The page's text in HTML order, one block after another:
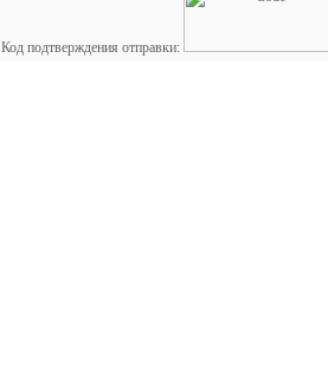
Код подтверждения отправки: